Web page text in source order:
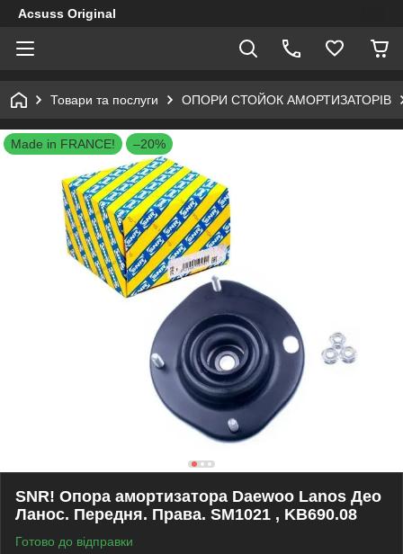
Acsuss Original
Товари та послуги ОПОРИ СТОЙОК АМОРТИЗАТОРІВ
Made in FRANCE! –20%
SNR! Опора амортизатора Daewoo Lanos Део
Ланос. Передня. Права. SM1021 , KB690.08
Готово до відправки